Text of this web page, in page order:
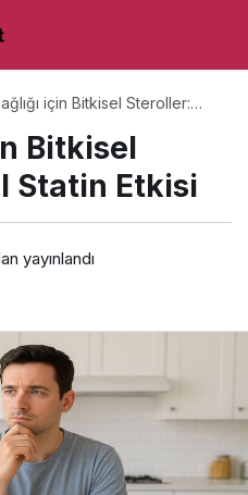
için Bitkisel Steroller:
Bitkisel
Statin Etkisi
yayınlandı
Steroller: Doğal